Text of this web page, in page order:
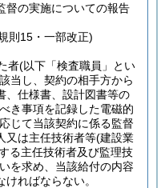
督の実施についての報告
則15・一部改正)
者(以下「検査職員」とい
当し、契約の相手方から
、仕様書、設計図書等の
き事項を記録した電磁的
じて当該契約に係る監督
又は主任技術者等(建設業
る主任技術者及び監理技
を求め、当該給付の内容
ればならない。